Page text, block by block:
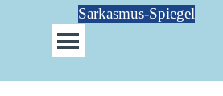
Direkt zum SeiteninhaltSarkasmus-Spiegel
Menü überspringen